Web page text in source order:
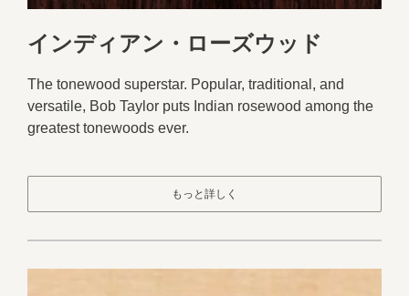
インディアン・ローズウッド
The tonewood superstar. Popular, traditional, and
versatile, Bob Taylor puts Indian rosewood among the
greatest tonewoods ever.
もっと詳しく